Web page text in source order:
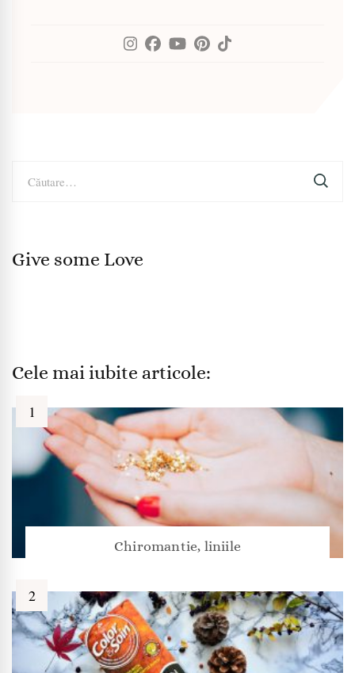
după:
Give some Love
Cele mai iubite articole:
Chiromantie, liniile